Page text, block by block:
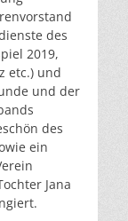
des
2019,
etc.) und
und der
des
ein
Jana